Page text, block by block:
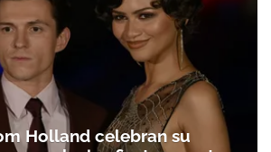
Holland celebran su